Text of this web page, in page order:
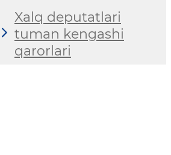
Xalq deputatlari
tuman kengashi
qarorlari